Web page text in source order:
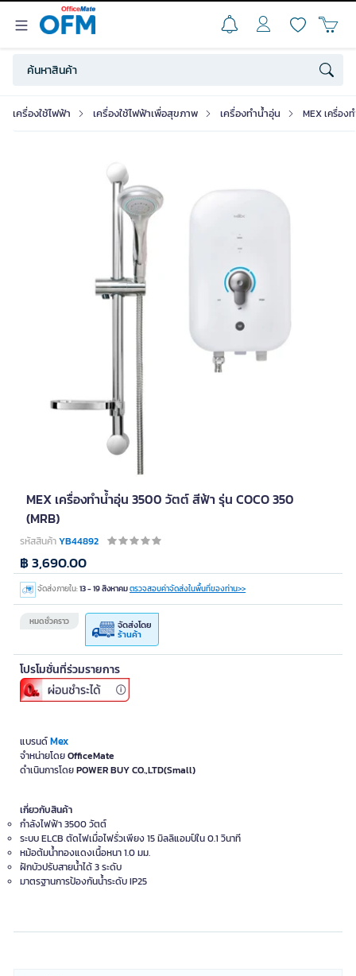
เครื่องใช้ไฟฟ้า เครื่องใช้ไฟฟ้าเพื่อสุขภาพ เครื่องทำน้ำอุ่น MEX เครื่อง
MEX เครื่องทำน้ำอุ่น 3500 วัตต์ สีฟ้า รุ่น COCO 350
(MRB)
รหัสสินค้าYB44892
แบรนด์Mex
จำหน่ายโดยOfficeMate
ดำเนินการโดยPOWER BUY CO.,LTD(Small)
จัดส่งภายใน:13 - 19 สิงหาคมตรวจสอบค่าจัดส่งในพื้นที่ของท่าน>>
หมดชั่วคราว จัดส่งโดย
ร้านค้า
฿ 3,690.00
โปรโมชั่นที่ร่วมรายการ
เกี่ยวกับสินค้า
กำลังไฟฟ้า 3500 วัตต์
ระบบ ELCB ตัดไฟเมื่อไฟรั่วเพียง 15 มิลลิแอมป์ใน 0.1 วินาที
หม้อต้มน้ำทองแดงเนื้อหนา 1.0 มม.
ฝักบัวปรับสายน้ำได้ 3 ระดับ
มาตรฐานการป้องกันน้ำระดับ IP25